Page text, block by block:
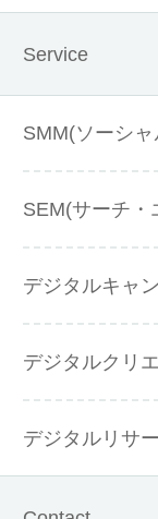
Service
SMM(ソーシ
SEM(サーチ・
デジタルキャ
デジタルクリ
デジタルリサ